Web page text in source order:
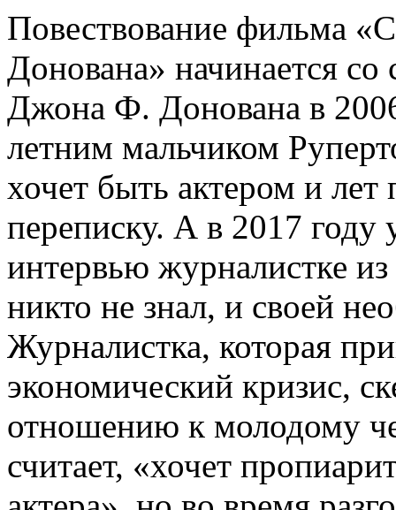
Повествование фильма
Донована» начинается со
Джона Ф. Донована в
летним мальчиком
хочет быть актером и
переписку. А в 2017 году
интервью журналистке
никто не знал, и своей
Журналистка, которая
экономический кризис,
отношению к молодому
считает, «хочет